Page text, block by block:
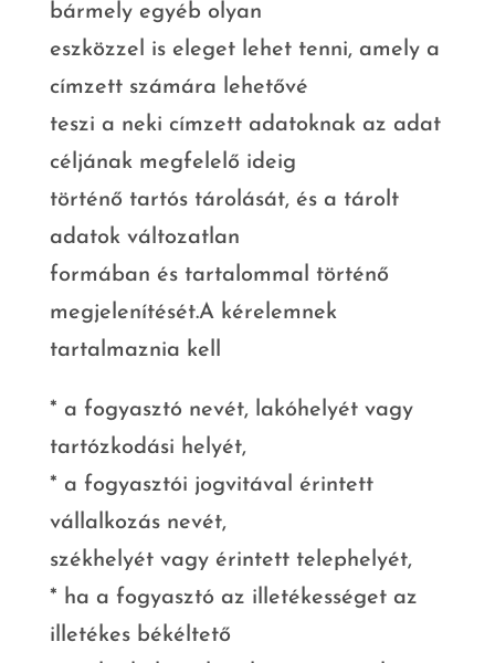
bármely egyéb olyan
eszközzel is eleget lehet tenni, amely a
címzett számára lehetővé
teszi a neki címzett adatoknak az adat
céljának megfelelő ideig
történő tartós tárolását, és a tárolt
adatok változatlan
formában és tartalommal történő
megjelenítését.A kérelemnek
tartalmaznia kell
* a fogyasztó nevét, lakóhelyét vagy
tartózkodási helyét,
* a fogyasztói jogvitával érintett
vállalkozás nevét,
székhelyét vagy érintett telephelyét,
* ha a fogyasztó az illetékességet az
illetékes békéltető